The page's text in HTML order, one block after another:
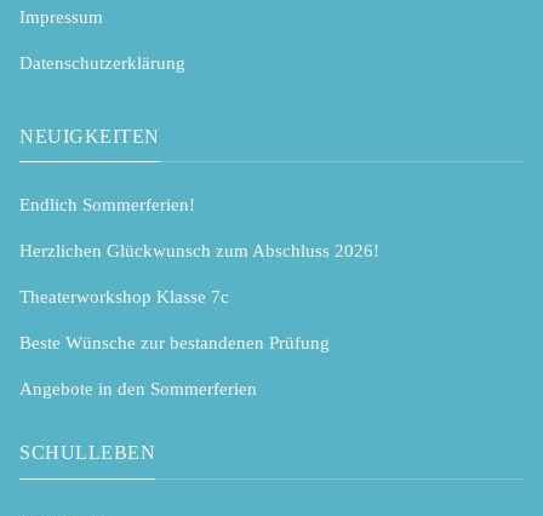
Impressum
Datenschutzerklärung
NEUIGKEITEN
Endlich Sommerferien!
Herzlichen Glückwunsch zum Abschluss 2026!
Theaterworkshop Klasse 7c
Beste Wünsche zur bestandenen Prüfung
Angebote in den Sommerferien
SCHULLEBEN